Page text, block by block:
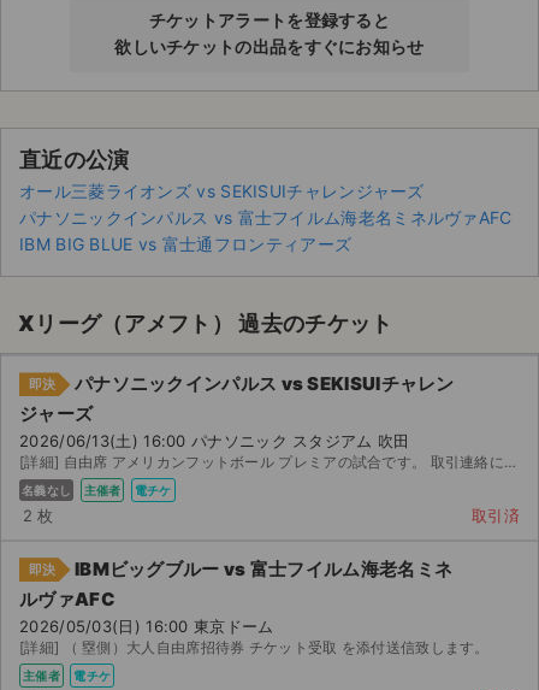
ご利用ガイド
ご利用ガイド
AIに質問する
よくある質問
チケットアラートを登録すると
欲しいチケットの出品をすぐにお知らせ
直近の公演
オール三菱ライオンズ vs SEKISUIチャレンジャーズ
パナソニックインパルス vs 富士フイルム海老名ミネルヴァAFC
IBM BIG BLUE vs 富士通フロンティアーズ
Xリーグ（アメフト） 過去のチケット
即決
パナソニックインパルス vs SEKISUIチャレン
ジャーズ
2026/06/13(土) 16:00 パナソニック スタジアム 吹田
[詳細] 自由席 アメリカンフットボール プレミアの試合です。 取引連絡にてチケット をお送りします。
名義なし 主催者 電チケ
2 枚 取引済
即決
IBMビッグブルー vs 富士フイルム海老名ミネ
ルヴァAFC
2026/05/03(日) 16:00 東京ドーム
[詳細] （ 塁側）大人自由席招待券 チケット受取 を添付送信致します。
主催者 電チケ